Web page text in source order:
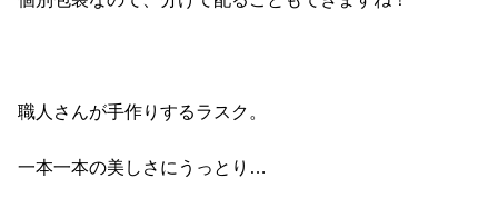
職人さんが手作りするラスク。
一本一本の美しさにうっとり…